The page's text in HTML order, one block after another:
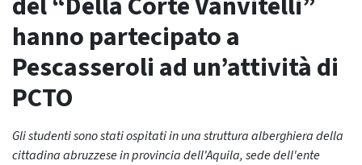
hanno partecipato a
Pescasseroli ad un’attività di
PCTO
Gli studenti sono stati ospitati in una struttura alberghiera della
cittadina abruzzese in provincia dell'Aquila, sede dell'ente